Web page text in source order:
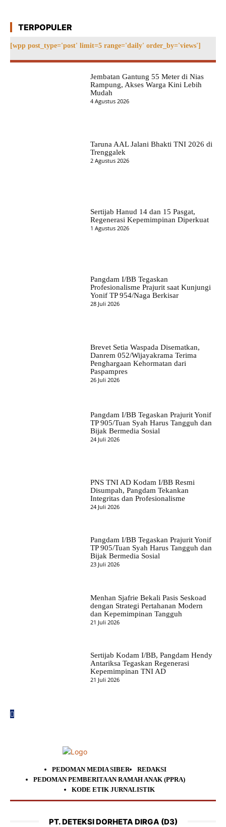
TERPOPULER
[wpp post_type='post' limit=5 range='daily' order_by='views']
Jembatan Gantung 55 Meter di Nias
Rampung, Akses Warga Kini Lebih
Mudah
4 Agustus 2026
Taruna AAL Jalani Bhakti TNI 2026 di
Trenggalek
2 Agustus 2026
Sertijab Hanud 14 dan 15 Pasgat,
Regenerasi Kepemimpinan Diperkuat
1 Agustus 2026
Pangdam I/BB Tegaskan
Profesionalisme Prajurit saat Kunjungi
Yonif TP 954/Naga Berkisar
28 Juli 2026
Brevet Setia Waspada Disematkan,
Danrem 052/Wijayakrama Terima
Penghargaan Kehormatan dari
Paspampres
26 Juli 2026
Pangdam I/BB Tegaskan Prajurit Yonif
TP 905/Tuan Syah Harus Tangguh dan
Bijak Bermedia Sosial
24 Juli 2026
PNS TNI AD Kodam I/BB Resmi
Disumpah, Pangdam Tekankan
Integritas dan Profesionalisme
24 Juli 2026
Pangdam I/BB Tegaskan Prajurit Yonif
TP 905/Tuan Syah Harus Tangguh dan
Bijak Bermedia Sosial
23 Juli 2026
Menhan Sjafrie Bekali Pasis Seskoad
dengan Strategi Pertahanan Modern
dan Kepemimpinan Tangguh
21 Juli 2026
Sertijab Kodam I/BB, Pangdam Hendy
Antariksa Tegaskan Regenerasi
Kepemimpinan TNI AD
21 Juli 2026
PEDOMAN MEDIA SIBER
REDAKSI
PEDOMAN PEMBERITAAN RAMAH ANAK (PPRA)
KODE ETIK JURNALISTIK
PT. DETEKSI DORHETA DIRGA (D3)